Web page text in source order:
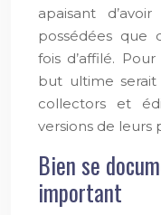
apaisant
possédées que
fois d’affilé.
but ultime serait
collectors et
versions de leurs
Bien se
important